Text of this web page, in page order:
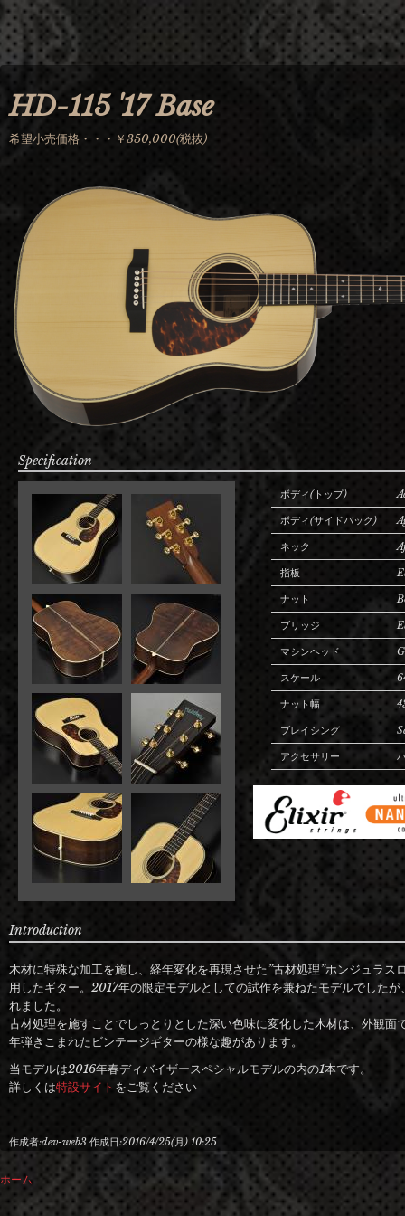
Jump to navigation
HD-115 '17 Base
希望小売価格・・・￥350,000(税抜)
Specification
ボディ(トップ)
ボディ(サイドバック)
ネック
指板
ナット
ブリッジ
マシンヘッド
スケール
ナット幅
ブレイシング
アクセサリー
Introduction
木材に特殊な加工を施し、経年変化を再現させた”古材処理”ホンジュラス
用したギター。2017年の限定モデルとしての試作を兼ねたモデルでした
れました。
古材処理を施すことでしっとりとした深い色味に変化した木材は、外観面
年弾きこまれたビンテージギターの様な趣があります。
当モデルは2016年春ディバイザースペシャルモデルの内の1本です。
詳しくは特設サイト をご覧ください
作成者:dev-web3 作成日:2016/4/25(月) 10:25
現
ホーム